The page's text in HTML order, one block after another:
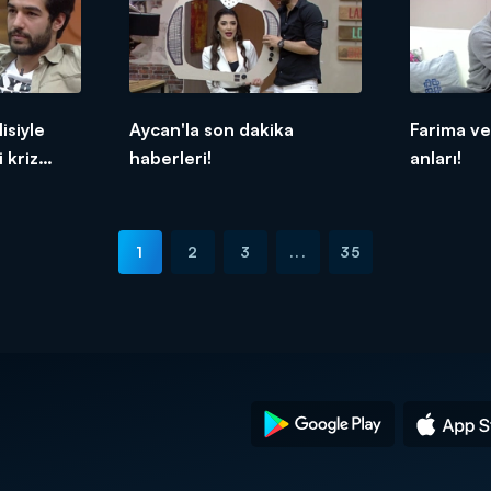
kriz
Aycan'la son dakika
haberleri!
Farima
anları!
1 2 3 ... 35